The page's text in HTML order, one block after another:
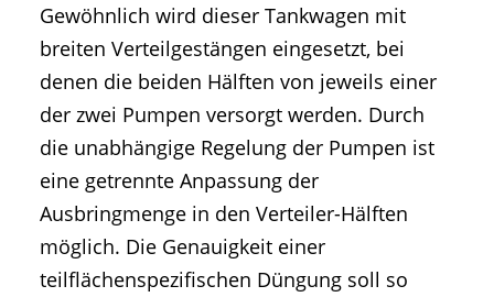
Gewöhnlich wird dieser Tankwagen mit
breiten Verteilgestängen eingesetzt, bei
denen die beiden Hälften von jeweils einer
der zwei Pumpen versorgt werden. Durch
die unabhängige Regelung der Pumpen ist
eine getrennte Anpassung der
Ausbringmenge in den Verteiler-Hälften
möglich. Die Genauigkeit einer
teilflächenspezifischen Düngung soll so